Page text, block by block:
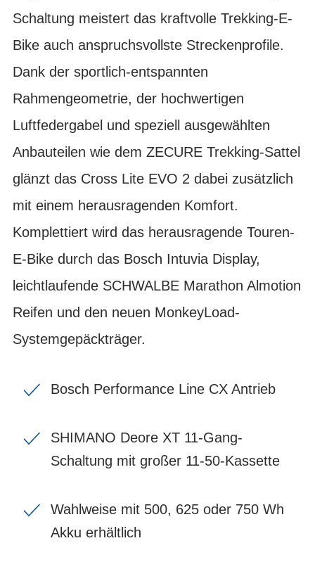
Schaltung meistert das kraftvolle Trekking-E-
Bike auch anspruchsvollste Streckenprofile.
Dank der sportlich-entspannten
Rahmengeometrie, der hochwertigen
Luftfedergabel und speziell ausgewählten
Anbauteilen wie dem ZECURE Trekking-Sattel
glänzt das Cross Lite EVO 2 dabei zusätzlich
mit einem herausragenden Komfort.
Komplettiert wird das herausragende Touren-
E-Bike durch das Bosch Intuvia Display,
leichtlaufende SCHWALBE Marathon Almotion
Reifen und den neuen MonkeyLoad-
Systemgepäckträger.
Bosch Performance Line CX Antrieb
SHIMANO Deore XT 11-Gang-
Schaltung mit großer 11-50-Kassette
Wahlweise mit 500, 625 oder 750 Wh
Akku erhältlich